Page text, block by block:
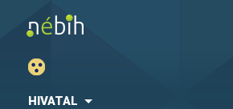
HIVATAL